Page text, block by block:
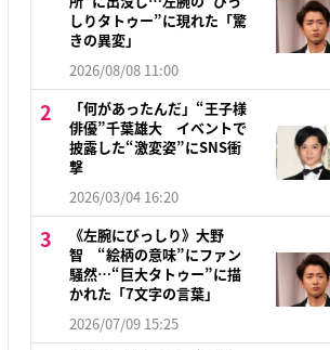
しりタトゥー”に現れた「驚
きの異変」
2026/08/08 11:00
「何があったんだ」“王子様
俳優”千葉雄大 イベントで
披露した“激変姿”にSNS衝
撃
2026/03/04 16:20
《左腕にびっしり》大野
智 “絵柄の意味”にファン
騒然…“巨大タトゥー”に描
かれた「7文字の言葉」
2026/07/09 15:25